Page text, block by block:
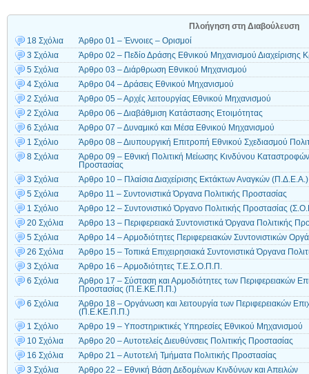
Πλοήγηση στη Διαβούλευση
18 Σχόλια
Άρθρο 01 – Έννοιες – Ορισμοί
3 Σχόλια
Άρθρο 02 – Πεδίο Δράσης Εθνικού Μηχανισμού Διαχείρισης
5 Σχόλια
Άρθρο 03 – Διάρθρωση Εθνικού Μηχανισμού
4 Σχόλια
Άρθρο 04 – Δράσεις Εθνικού Μηχανισμού
2 Σχόλια
Άρθρο 05 – Αρχές λειτουργίας Εθνικού Μηχανισμού
2 Σχόλια
Άρθρο 06 – Διαβάθμιση Κατάστασης Ετοιμότητας
6 Σχόλια
Άρθρο 07 – Δυναμικό και Μέσα Εθνικού Μηχανισμού
1 Σχόλιο
Άρθρο 08 – Διυπουργική Επιτροπή Εθνικού Σχεδιασμού
8 Σχόλια
Άρθρο 09 – Εθνική Πολιτική Μείωσης Κινδύνου Καταστροφών
Προστασίας
3 Σχόλια
Άρθρο 10 – Πλαίσια Διαχείρισης Εκτάκτων Αναγκών (Π.Δ.Ε.Α.)
5 Σχόλια
Άρθρο 11 – Συντονιστικά Όργανα Πολιτικής Προστασίας
1 Σχόλιο
Άρθρο 12 – Συντονιστικό Όργανο Πολιτικής Προστασίας
20 Σχόλια
Άρθρο 13 – Περιφερειακά Συντονιστικά Όργανα Πολιτικής
5 Σχόλια
Άρθρο 14 – Αρμοδιότητες Περιφερειακών Συντονιστικών
26 Σχόλια
Άρθρο 15 – Τοπικά Επιχειρησιακά Συντονιστικά Όργανα
3 Σχόλια
Άρθρο 16 – Αρμοδιότητες Τ.Ε.Σ.Ο.Π.Π.
6 Σχόλια
Άρθρο 17 – Σύσταση και Αρμοδιότητες των Περιφερειακών
Προστασίας (Π.Ε.ΚΕ.Π.Π.)
6 Σχόλια
Άρθρο 18 – Οργάνωση και λειτουργία των Περιφερειακών
(Π.Ε.ΚΕ.Π.Π.)
1 Σχόλιο
Άρθρο 19 – Υποστηρικτικές Υπηρεσίες Εθνικού Μηχανισμού
10 Σχόλια
Άρθρο 20 – Αυτοτελείς Διευθύνσεις Πολιτικής Προστασίας
16 Σχόλια
Άρθρο 21 – Αυτοτελή Τμήματα Πολιτικής Προστασίας
3 Σχόλια
Άρθρο 22 – Εθνική Βάση Δεδομένων Κινδύνων και Απειλών